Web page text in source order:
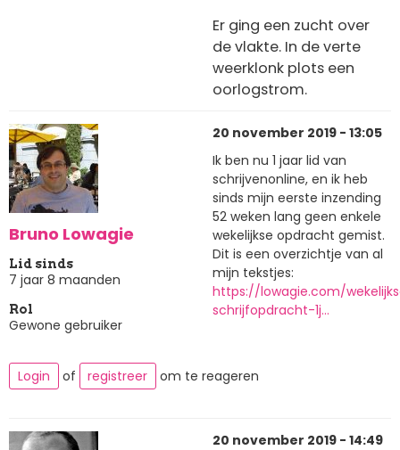
Er ging een zucht over
de vlakte. In de verte
weerklonk plots een
oorlogstrom.
Bruno Lowagie
Lid sinds
7 jaar 8 maanden
Rol
Gewone gebruiker
20 november 2019 - 13:05
Ik ben nu 1 jaar lid van
schrijvenonline, en ik heb
sinds mijn eerste inzending
52 weken lang geen enkele
wekelijkse opdracht gemist.
Dit is een overzichtje van al
mijn tekstjes:
https://lowagie.com/
schrijfopdracht-1j…
Login of registreer om te reageren
20 november 2019 - 14:49